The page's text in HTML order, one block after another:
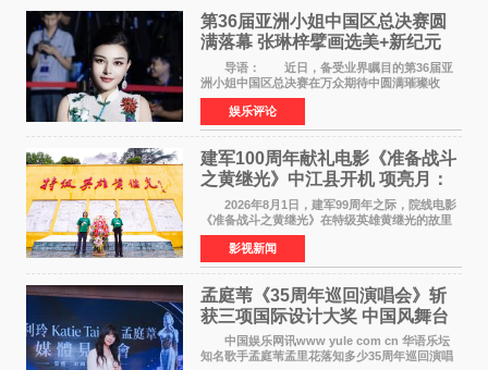
第36届亚洲小姐中国区总决赛圆
满落幕 张琳梓擘画选美+新纪元
导语： 近日，备受业界瞩目的第36届亚
洲小姐中国区总决赛在万众期待中圆满璀璨收
官。整场盛典汇聚万千芳华，不仅完成了新一届
美丽代言人的加冕选拔，更在行业发展层面带来
颠覆性突破。活动
娱乐评论
建军100周年献礼电影《准备战斗
之黄继光》中江县开机 项亮月：
以光影为笔，书写英雄赞歌
2026年8月1日，建军99周年之际，院线电影
《准备战斗之黄继光》在特级英雄黄继光的故里
——四川省德阳市中江县黄继光出生地正式开
机。本片出品人、总制片人项亮月主持开机仪
式，&zwnj;特级英雄
影视新闻
孟庭苇《35周年巡回演唱会》斩
获三项国际设计大奖 中国风舞台
美学获全球认可
中国娱乐网讯www yule com cn 华语乐坛
知名歌手孟庭苇孟里花落知多少35周年巡回演唱